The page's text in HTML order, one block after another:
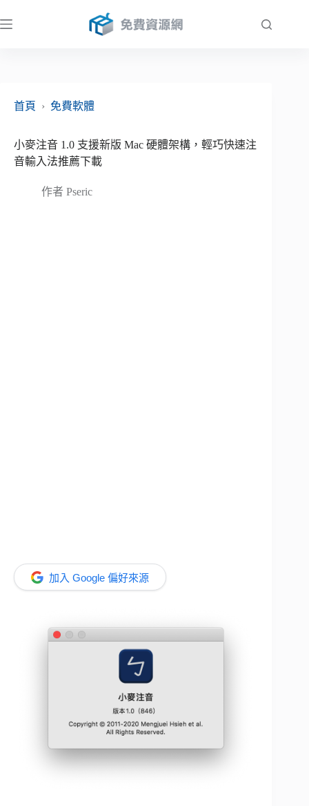
至
首頁
› 免費軟體
小麥注音 1.0 支援新版 Mac 硬體架構，輕巧快速注
音輸入法推薦下載
作者 Pseric
加入 Google 偏好來源